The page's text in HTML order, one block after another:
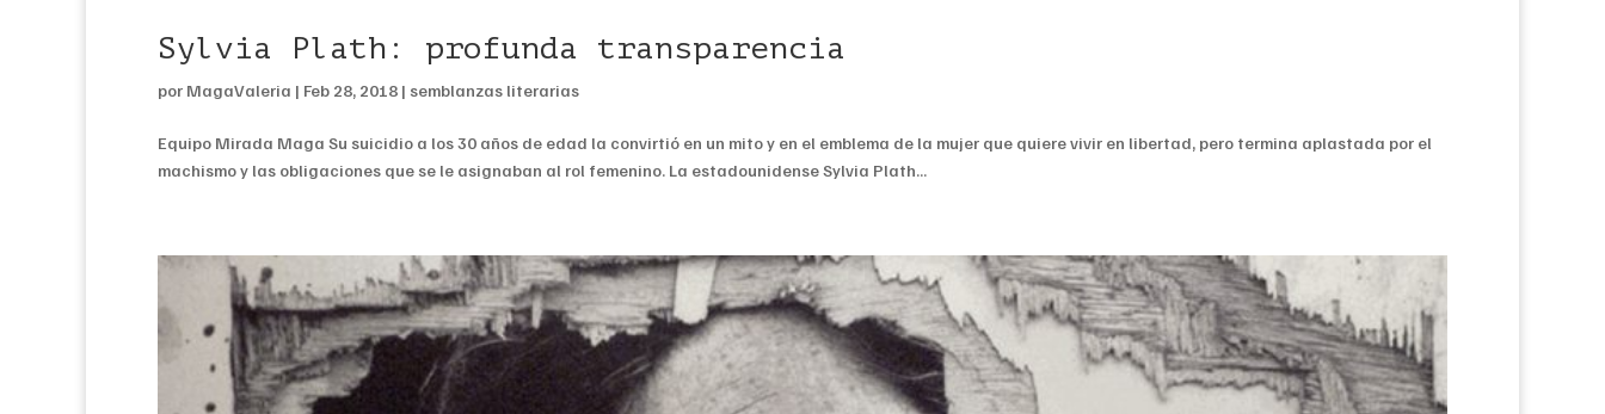
Sylvia Plath: profunda transparencia
por MagaValeria | Feb 28, 2018 | semblanzas literarias
Equipo Mirada Maga Su suicidio a los 30 años de edad la convirtió en un mito y en el emblema de la mujer que quiere vivir en libertad, pero termina aplastada por el
machismo y las obligaciones que se le asignaban al rol femenino. La estadounidense Sylvia Plath...